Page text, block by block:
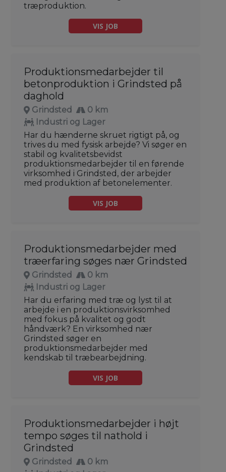
træproduktion.
VIS JOB
Produktionsmedarbejder til
betonproduktion i Grindsted på
daghold
Grindsted
0 km
Industri og Lager
Har du hænderne skruet rigtigt på, og
trives du med fysisk arbejde? Vi søger en
stabil og kvalitetsbevidst
produktionsmedarbejder til en førende
virksomhed i Grindsted, der arbejder
med produktion af betonelementer.
VIS JOB
Produktionsmedarbejder med
træerfaring søges nær Grindsted
Grindsted
0 km
Industri og Lager
Har du erfaring med træ og lyst til at
arbejde i en produktionsvirksomhed
med fokus på kvalitet og godt
håndværk? En virksomhed nær
Grindsted søger en
produktionsmedarbejder med
kendskab til træbearbejdning.
VIS JOB
Produktionsmedarbejder i højt
tempo søges til nathold i
Grindsted
Grindsted
0 km